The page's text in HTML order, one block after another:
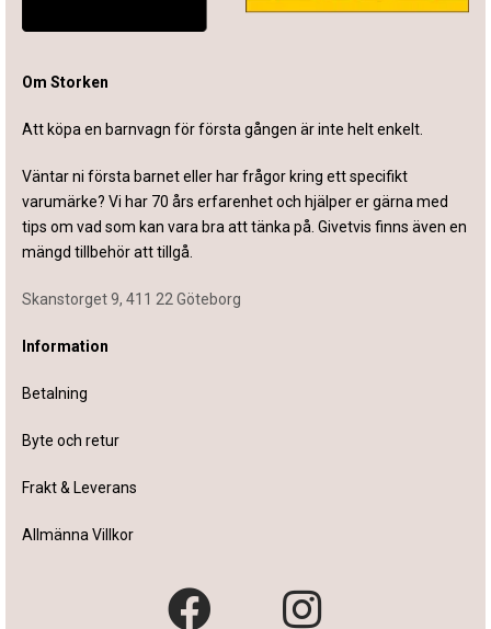
Om Storken
Att köpa en barnvagn för första gången är inte helt enkelt.
Väntar ni första barnet eller har frågor kring ett specifikt
varumärke? Vi har 70 års erfarenhet och hjälper er gärna med
tips om vad som kan vara bra att tänka på. Givetvis finns även en
mängd tillbehör att tillgå.
Skanstorget 9, 411 22 Göteborg
Information
Betalning
Byte och retur
Frakt & Leverans
Allmänna Villkor